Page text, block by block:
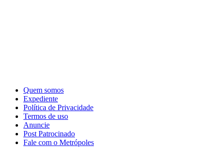
Quem somos
Expediente
Política de Privacidade
Termos de uso
Anuncie
Post Patrocinado
Fale com o Metrópoles